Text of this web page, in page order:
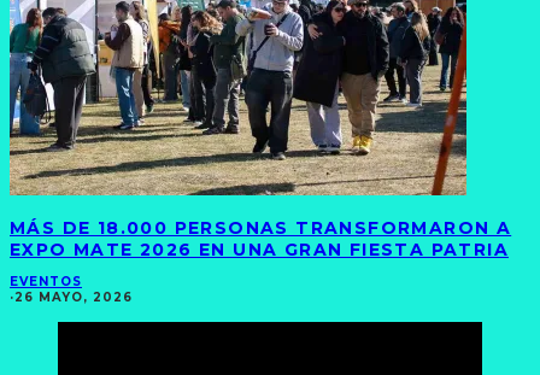
MÁS DE 18.000 PERSONAS TRANSFORMARON A
EXPO MATE 2026 EN UNA GRAN FIESTA PATRIA
EVENTOS
·26 MAYO, 2026